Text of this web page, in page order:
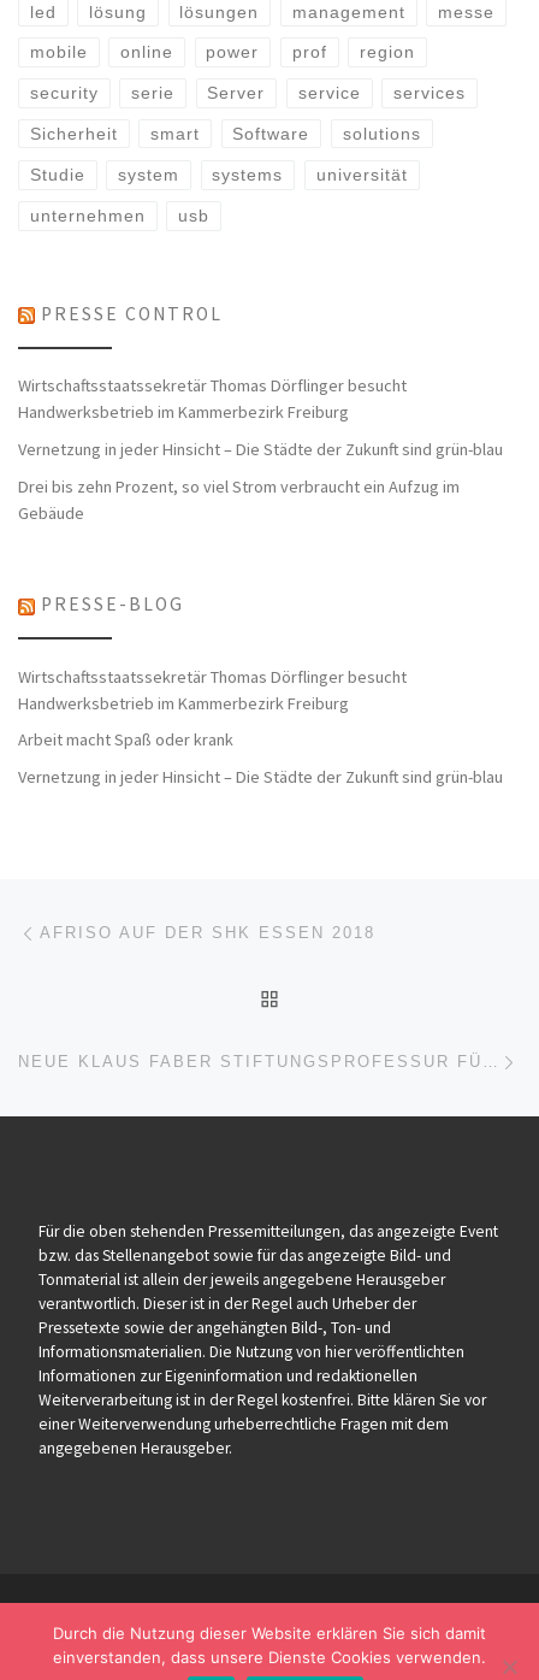
led lösung lösungen management messe
mobile online power prof region
security serie Server service services
Sicherheit smart Software solutions
Studie system systems universität
unternehmen usb
PRESSE CONTROL
Wirtschaftsstaatssekretär Thomas Dörflinger besucht
Handwerksbetrieb im Kammerbezirk Freiburg
Vernetzung in jeder Hinsicht – Die Städte der Zukunft sind grün-blau
Drei bis zehn Prozent, so viel Strom verbraucht ein Aufzug im
Gebäude
PRESSE-BLOG
Wirtschaftsstaatssekretär Thomas Dörflinger besucht
Handwerksbetrieb im Kammerbezirk Freiburg
Arbeit macht Spaß oder krank
Vernetzung in jeder Hinsicht – Die Städte der Zukunft sind grün-blau
Beitragsnavigation
AFRISO AUF DER SHK ESSEN 2018
NEUE KLAUS FABER STIFTUNGSPROFESSUR FÜR WIRKSTOFF-BIOINFORMATIK
Für die oben stehenden Pressemitteilungen, das angezeigte Event
bzw. das Stellenangebot sowie für das angezeigte Bild- und
Tonmaterial ist allein der jeweils angegebene Herausgeber
verantwortlich. Dieser ist in der Regel auch Urheber der
Pressetexte sowie der angehängten Bild-, Ton- und
Informationsmaterialien. Die Nutzung von hier veröffentlichten
Informationen zur Eigeninformation und redaktionellen
Weiterverarbeitung ist in der Regel kostenfrei. Bitte klären Sie vor
einer Weiterverwendung urheberrechtliche Fragen mit dem
angegebenen Herausgeber.
Durch die Nutzung dieser Website erklären Sie sich damit
einverstanden, dass unsere Dienste Cookies verwenden.